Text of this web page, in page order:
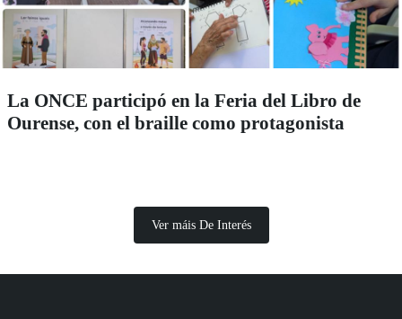
La ONCE participó en la Feria del Libro de
Ourense, con el braille como protagonista
Ver máis De Interés